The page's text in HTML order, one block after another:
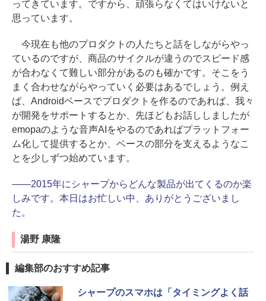
ってきています。ですから、頑張らなくてはいけないと
思っています。
今現在も他のプロダクトの人たちと話をしながらやっ
ているのですが、商品のサイクルが違うのでスピード感
が合わなくて難しい部分があるのも確かです。そこをう
まく合わせながらやっていく必要はあるでしょう。例え
ば、Androidベースでプロダクトを作るのであれば、我々
が開発をサポートするとか、先ほどもお話ししましたが
emopaのような音声AIをやるのであればプラットフォー
ム化して提供するとか、ベースの部分を支えるようなこ
とを少しずつ始めています。
――2015年にシャープからどんな製品が出てくるのか楽
しみです。本日はお忙しい中、ありがとうございまし
た。
湯野 康隆
編集部のおすすめ記事
シャープのスマホは「タイミングよく話